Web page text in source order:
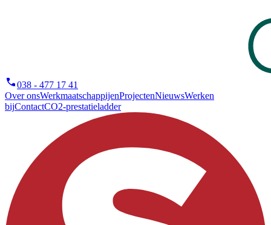
038 - 477 17 41
Over onsWerkmaatschappijenProjectenNieuwsWerken
bijContactCO2-prestatieladder